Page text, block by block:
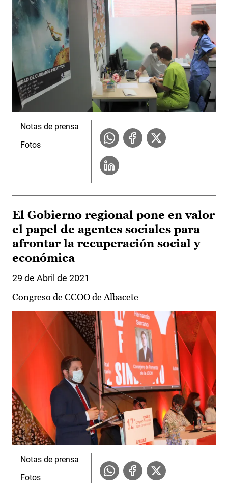
Notas de prensa
Fotos
El Gobierno regional pone en valor
el papel de agentes sociales para
afrontar la recuperación social y
económica
29 de Abril de 2021
Congreso de CCOO de Albacete
Notas de prensa
Fotos